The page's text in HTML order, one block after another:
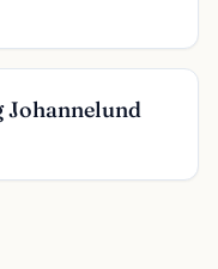
Johannelund